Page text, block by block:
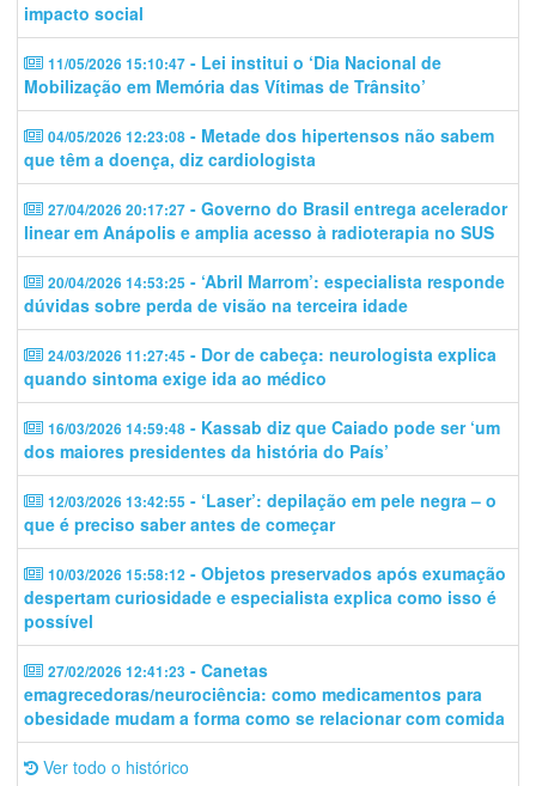
impacto social
11/05/2026 15:10:47 - Lei institui o ‘Dia Nacional de
Mobilização em Memória das Vítimas de Trânsito’
04/05/2026 12:23:08 - Metade dos hipertensos não sabem
que têm a doença, diz cardiologista
27/04/2026 20:17:27 - Governo do Brasil entrega acelerador
linear em Anápolis e amplia acesso à radioterapia no SUS
20/04/2026 14:53:25 - ‘Abril Marrom’: especialista responde
dúvidas sobre perda de visão na terceira idade
24/03/2026 11:27:45 - Dor de cabeça: neurologista explica
quando sintoma exige ida ao médico
16/03/2026 14:59:48 - Kassab diz que Caiado pode ser ‘um
dos maiores presidentes da história do País’
12/03/2026 13:42:55 - ‘Laser’: depilação em pele negra – o
que é preciso saber antes de começar
10/03/2026 15:58:12 - Objetos preservados após exumação
despertam curiosidade e especialista explica como isso é
possível
27/02/2026 12:41:23 - Canetas
emagrecedoras/neurociência: como medicamentos para
obesidade mudam a forma como se relacionar com comida
Ver todo o histórico